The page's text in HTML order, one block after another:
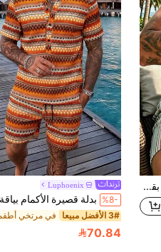
طقم رجالي صيفي كاجوال بقمة بدون أكمام برقبة دائرية وشورت كاجوال Luphoenix
%8-
3# الأفضل مبيعا
70.84